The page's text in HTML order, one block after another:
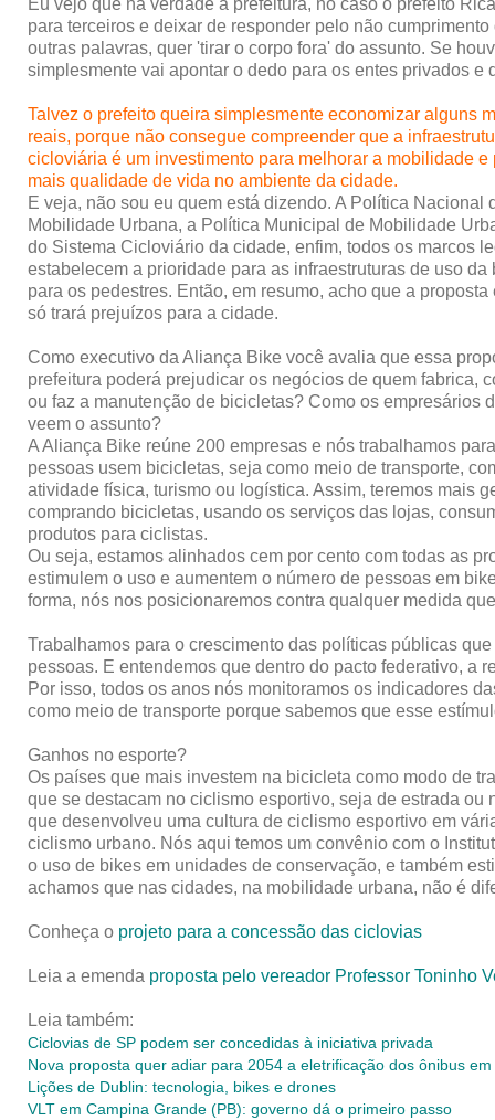
Eu vejo que na verdade a prefeitura, no caso o prefeito
para terceiros e deixar de responder pelo não
outras palavras, quer 'tirar o corpo fora' do assunto. Se
simplesmente vai apontar o dedo para os entes privados e
Talvez o prefeito queira simplesmente economizar alguns
reais, porque não consegue compreender que a
cicloviária é um investimento para melhorar a mobilidade e
mais qualidade de vida no ambiente da cidade.
E veja, não sou eu quem está dizendo. A Política Nacional
Mobilidade Urbana, a Política Municipal de Mobilidade
do Sistema Cicloviário da cidade, enfim, todos os marcos
estabelecem a prioridade para as infraestruturas de uso da
para os pedestres. Então, em resumo, acho que a proposta
só trará prejuízos para a cidade.
Como executivo da Aliança Bike você avalia que essa
prefeitura poderá prejudicar os negócios de quem fabrica,
ou faz a manutenção de bicicletas? Como os empresários
veem o assunto?
A Aliança Bike reúne 200 empresas e nós trabalhamos
pessoas usem bicicletas, seja como meio de transporte,
atividade física, turismo ou logística. Assim, teremos mais
comprando bicicletas, usando os serviços das lojas,
produtos para ciclistas.
Ou seja, estamos alinhados cem por cento com todas as
estimulem o uso e aumentem o número de pessoas em
forma, nós nos posicionaremos contra qualquer medida
Trabalhamos para o crescimento das políticas públicas
pessoas. E entendemos que dentro do pacto federativo, a
Por isso, todos os anos nós monitoramos os indicadores
como meio de transporte porque sabemos que esse
Ganhos no esporte?
Os países que mais investem na bicicleta como modo de
que se destacam no ciclismo esportivo, seja de estrada
que desenvolveu uma cultura de ciclismo esportivo em
ciclismo urbano. Nós aqui temos um convênio com o
o uso de bikes em unidades de conservação, e também
achamos que nas cidades, na mobilidade urbana, não é
Conheça o projeto para a concessão das ciclovias
Leia a emenda proposta pelo vereador Professor Toninho
Leia também:
Ciclovias de SP podem ser concedidas à iniciativa privada
Nova proposta quer adiar para 2054 a eletrificação dos ônibus em
Lições de Dublin: tecnologia, bikes e drones
VLT em Campina Grande (PB): governo dá o primeiro passo